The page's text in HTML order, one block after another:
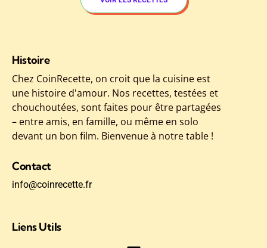
Histoire
Chez CoinRecette, on croit que la cuisine est
une histoire d'amour. Nos recettes, testées et
chouchoutées, sont faites pour être partagées
– entre amis, en famille, ou même en solo
devant un bon film. Bienvenue à notre table !
Contact
info@coinrecette.fr
Liens Utils